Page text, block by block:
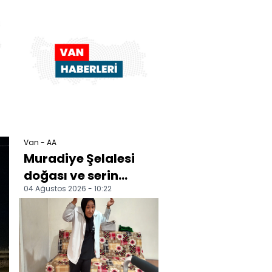
Van - AA
Muradiye Şelalesi
doğası ve serin
havasıyla ilgi
görüyor
04 Ağustos 2026 - 10:22